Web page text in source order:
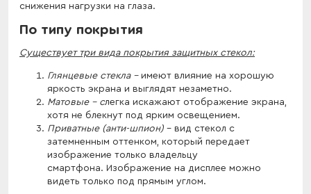
снижения нагрузки на глаза.
По типу покрытия
Существует три вида покрытия защитных стекол:
Глянцевые стекла - имеют влияние на хорошую
яркость экрана и выглядят незаметно.
Матовые - слегка искажают отображение экрана,
хотя не блекнут под ярким освещением.
Приватные (анти-шпион) - вид стекол с
затемненным оттенком, который передает
изображение только владельцу
смартфона. Изображение на дисплее можно
видеть только под прямым углом.